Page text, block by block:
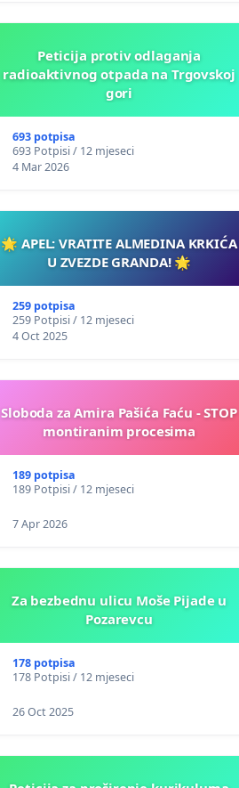
Peticija protiv odlaganja
radioaktivnog otpada na Trgovskoj
gori
693 potpisa
693 Potpisi / 12 mjeseci
4 Mar 2026
🌟 APEL: VRATITE ALMEDINA KRKIĆA
U ZVEZDE GRANDA! 🌟
259 potpisa
259 Potpisi / 12 mjeseci
4 Oct 2025
Sloboda za Amira Pašića Faću - STOP
montiranim procesima
189 potpisa
189 Potpisi / 12 mjeseci
7 Apr 2026
Za bezbednu ulicu Moše Pijade u
Pozarevcu
178 potpisa
178 Potpisi / 12 mjeseci
26 Oct 2025